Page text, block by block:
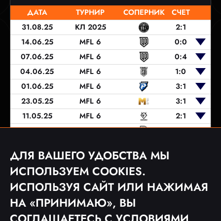
ДАТА ТУРНИР СОПЕРНИК
СЧЕТ
31.08.25
КЛ 2025
2:1
14.06.25
MFL 6
0:0
07.06.25
MFL 6
0:4
04.06.25
MFL 6
1:0
01.06.25
MFL 6
3:1
23.05.25
MFL 6
3:1
11.05.25
MFL 6
2:1
03.05.25
MFL 6
1:1
20.04.25
MFL 6
1 2 3
ДЛЯ ВАШЕГО УДОБСТВА МЫ
ИСПОЛЬЗУЕМ COOKIES.
ИСПОЛЬЗУЯ САЙТ ИЛИ НАЖИМАЯ
НА «ПРИНИМАЮ», ВЫ